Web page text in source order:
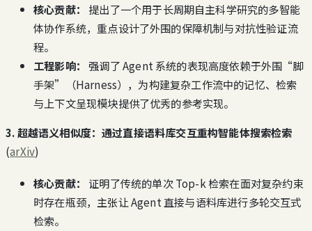
核心贡献：
提出了一个用于长周期自主科学研究的多智能
体协作系统，重点设计了外围的保障机制与对抗性验证流
程。
工程影响： 强调了 Agent 系统的表现高度依赖于外围“脚
手架”（Harness），为构建复杂工作流中的记忆、检索
与上下文呈现模块提供了优秀的参考实现。
3. 超越语义相似度：通过直接语料库交互重构智能体搜索检索
(arXiv)
核心贡献：
证明了传统的单次 Top-k 检索在面对复杂约束
时存在瓶颈，主张让 Agent 直接与语料库进行多轮交互式
检索。